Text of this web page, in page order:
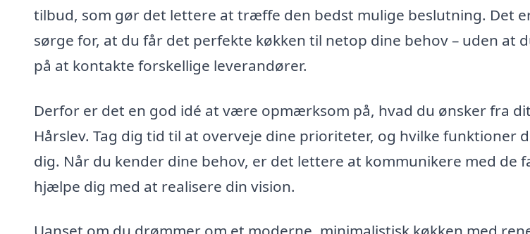
tilbud, som gør det lettere at træffe den bedst mulige beslutning. Det
sørge for, at du får det perfekte køkken til netop dine behov – uden at
på at kontakte forskellige leverandører.
Derfor er det en god idé at være opmærksom på, hvad du ønsker fra
Hårslev. Tag dig tid til at overveje dine prioriteter, og hvilke funktioner
dig. Når du kender dine behov, er det lettere at kommunikere med de
hjælpe dig med at realisere din vision.